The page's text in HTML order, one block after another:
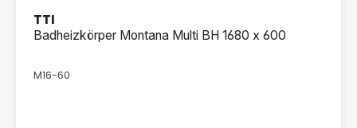
TTI
Badheizkörper Montana Multi BH 1680 x 600
M16-60